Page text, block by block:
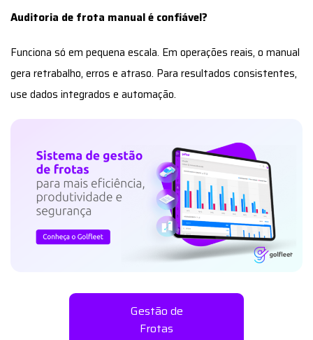
Auditoria de frota manual é confiável?
Funciona só em pequena escala. Em operações reais, o manual
gera retrabalho, erros e atraso. Para resultados consistentes,
use dados integrados e automação.
Gestão de
Frotas